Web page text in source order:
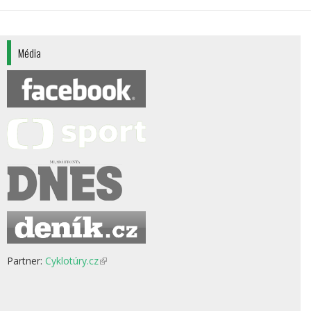
Média
Partner: Cyklotúry.cz(odkaz